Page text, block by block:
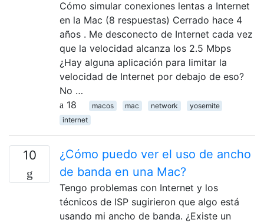
Cómo simular conexiones lentas a Internet
en la Mac (8 respuestas) Cerrado hace 4
años . Me desconecto de Internet cada vez
que la velocidad alcanza los 2.5 Mbps
¿Hay alguna aplicación para limitar la
velocidad de Internet por debajo de eso?
No …
18
macos mac network
yosemite
internet
10
¿Cómo puedo ver el uso de ancho
de banda en una Mac?
Tengo problemas con Internet y los
técnicos de ISP sugirieron que algo está
usando mi ancho de banda. ¿Existe un